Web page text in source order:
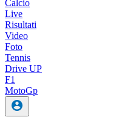
Calcio
Live
Risultati
Video
Foto
Tennis
Drive UP
F1
MotoGp